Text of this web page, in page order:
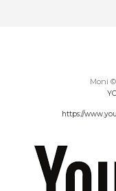
Moni ©
https://